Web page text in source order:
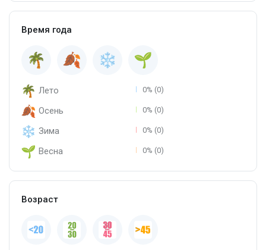
Время года
Лето 0% (0)
Осень 0% (0)
Зима 0% (0)
Весна 0% (0)
Возраст